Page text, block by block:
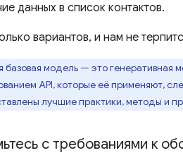
данных в список контактов.
вариантов, и нам не
базовая модель — это генеративная
API, которые её применяют,
лучшие практики, методы и
с требованиями к